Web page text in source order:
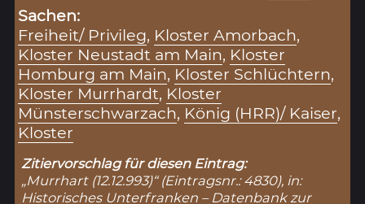
Sachen:
Freiheit/ Privileg, Kloster Amorbach,
Kloster Neustadt am Main, Kloster
Homburg am Main, Kloster Schlüchtern,
Kloster Murrhardt, Kloster
Münsterschwarzach, König (HRR)/ Kaiser,
Kloster
Zitiervorschlag für diesen Eintrag:
„Murrhart (12.12.993)“ (Eintragsnr.: 4830), in:
Historisches Unterfranken – Datenbank zur